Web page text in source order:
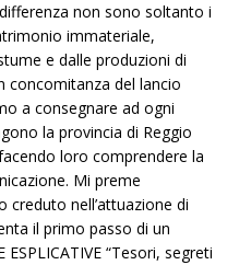
non sono soltanto i
immateriale,
e dalle produzioni di
concomitanza del lancio
a consegnare ad ogni
la provincia di Reggio
loro comprendere la
Mi preme
nell’attuazione di
il primo passo di un
“Tesori, segreti